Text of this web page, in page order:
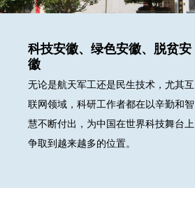
科技安徽、绿色安徽、脱贫安
徽
无论是航天军工还是民生技术，尤其互
联网领域，科研工作者都在以辛勤和智
慧不断付出，为中国在世界科技舞台上
争取到越来越多的位置。